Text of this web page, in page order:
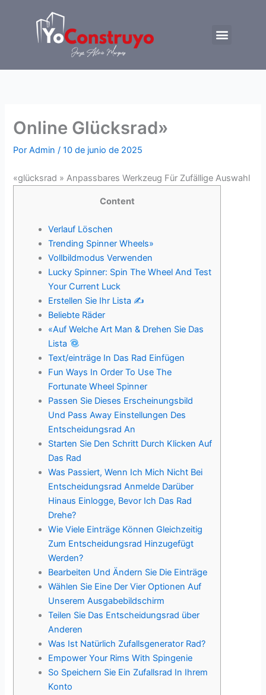
contenido
Menu
Online Glücksrad»
PorAdmin/10 de junio de 2025
«glücksrad » Anpassbares Werkzeug Für Zufällige Auswahl
Content
Verlauf Löschen
Trending Spinner Wheels»
Vollbildmodus Verwenden
Lucky Spinner: Spin The Wheel And Test
Your Current Luck
Erstellen Sie Ihr Lista ✍️
Beliebte Räder
«Auf Welche Art Man & Drehen Sie Das
Lista
Text/einträge In Das Rad Einfügen
Fun Ways In Order To Use The
Fortunate Wheel Spinner
Passen Sie Dieses Erscheinungsbild
Und Pass Away Einstellungen Des
Entscheidungsrad An
Starten Sie Den Schritt Durch Klicken Auf
Das Rad
Was Passiert, Wenn Ich Mich Nicht Bei
Entscheidungsrad Anmelde Darüber
Hinaus Einlogge, Bevor Ich Das Rad
Drehe?
Wie Viele Einträge Können Gleichzeitig
Zum Entscheidungsrad Hinzugefügt
Werden?
Bearbeiten Und Ändern Sie Die Einträge
Wählen Sie Eine Der Vier Optionen Auf
Unserem Ausgabebildschirm
Teilen Sie Das Entscheidungsrad über
Anderen
Was Ist Natürlich Zufallsgenerator Rad?
Empower Your Rims With Spingenie
So Speichern Sie Ein Zufallsrad In Ihrem
Konto